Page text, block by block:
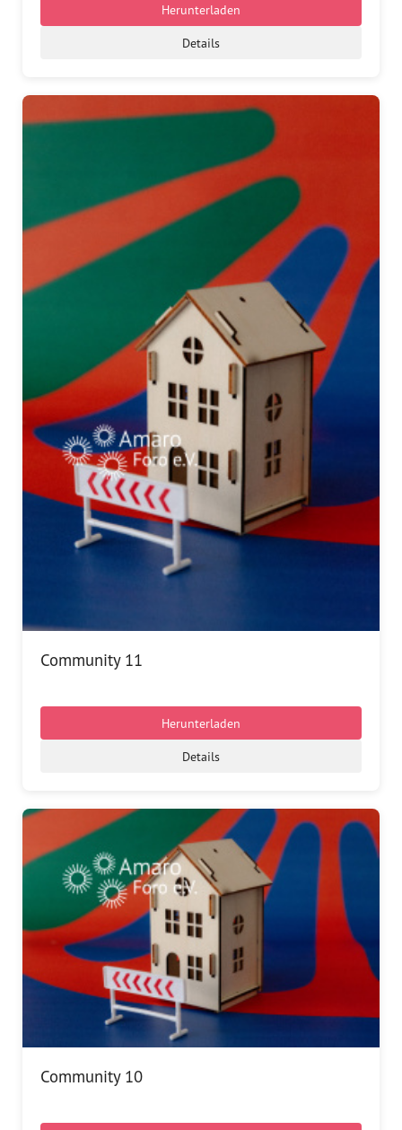
Herunterladen
Details
Community 11
Herunterladen
Details
Community 10